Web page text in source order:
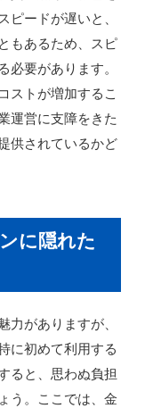
ードが遅いと、
もあるため、スピ
要があります。
ストが増加するこ
運営に支障をきた
供されているかど
に隠れた
がありますが、
に初めて利用する
ると、思わぬ負担
う。ここでは、金